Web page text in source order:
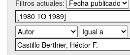
Filtros actuales: